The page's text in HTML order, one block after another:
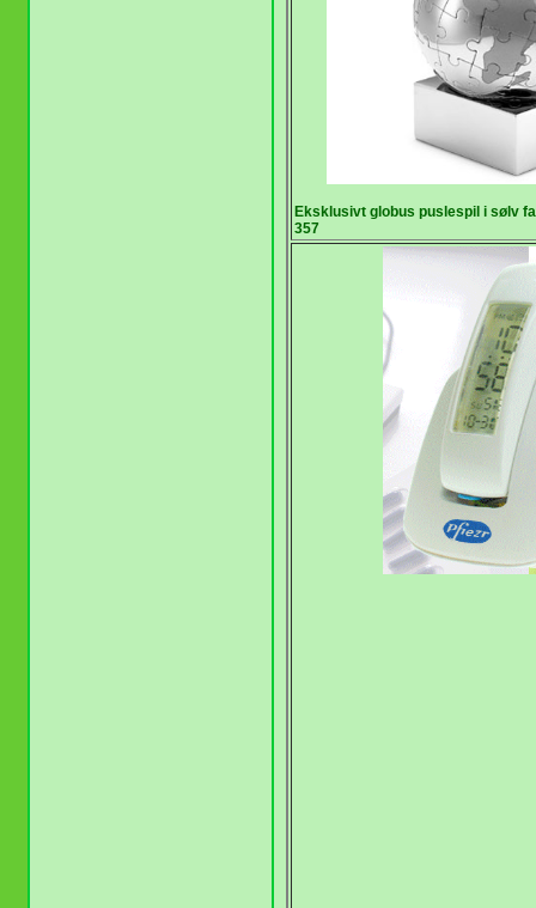
Eksklusivt globus puslespil i sølv
357